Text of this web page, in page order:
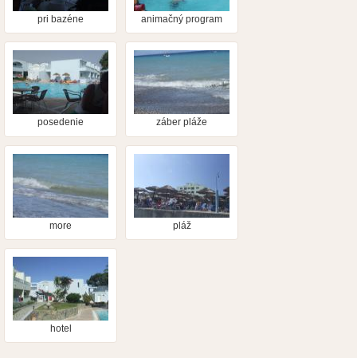
pri bazéne animačný program
posedenie záber pláže
more pláž
hotel